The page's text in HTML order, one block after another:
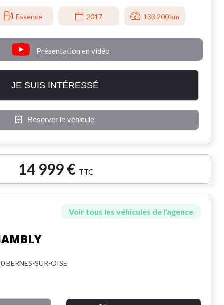
Essence 2017 133 200 km
Présentation en vidéo
JE SUIS INTÉRESSÉ
Réserver le véhicule
14 999 € TTC
Voir tous les véhicules de l'agence
BERNES-SUR-OISE